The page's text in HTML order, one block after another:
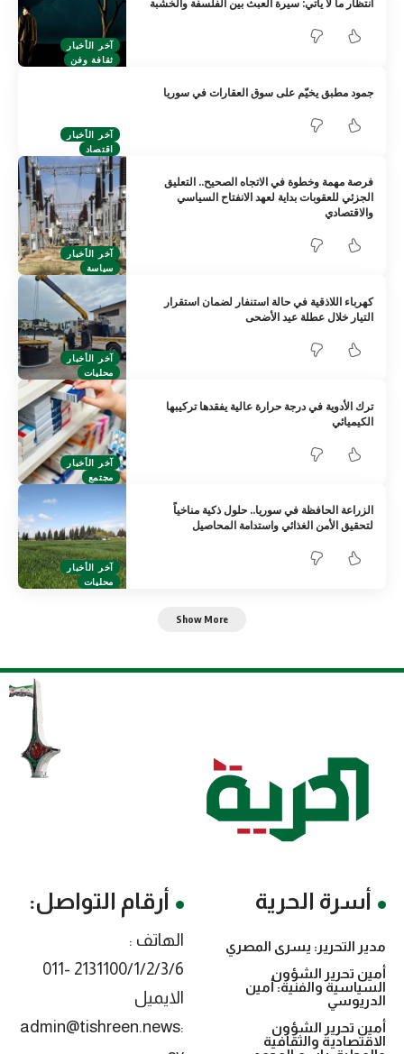
آخر الأخبار
ثقافة وفن
انتظار ما لا يأتي: سيرة العبث بين الفلسفة والخشبة
آخر الأخبار
اقتصاد
جمود مطبق يخيّم على سوق العقارات في سوريا
آخر الأخبار
سياسة
فرصة مهمة وخطوة في الاتجاه الصحيح.. التعليق
الجزئي للعقوبات بداية لعهد الانفتاح السياسي
والاقتصادي
آخر الأخبار
محليات
كهرباء اللاذقية في حالة استنفار لضمان استقرار
التيار خلال عطلة عيد الأضحى
آخر الأخبار
مجتمع
ترك الأدوية في درجة حرارة عالية يفقدها تركيبها
الكيميائي
آخر الأخبار
محليات
الزراعة الحافظة في سوريا.. حلول ذكية مناخياً
لتحقيق الأمن الغذائي واستدامة المحاصيل
Show More
أسرة الحرية
مدير التحرير: يسرى المصري
أمين تحرير الشؤون
السياسية والفنية: أمين
الدريوسي
أمين تحرير الشؤون
الاقتصادية والثقافية
أرقام التواصل:
الهاتف :
2131100/1/2/3/6 -011
الايميل
:admin@tishreen.news